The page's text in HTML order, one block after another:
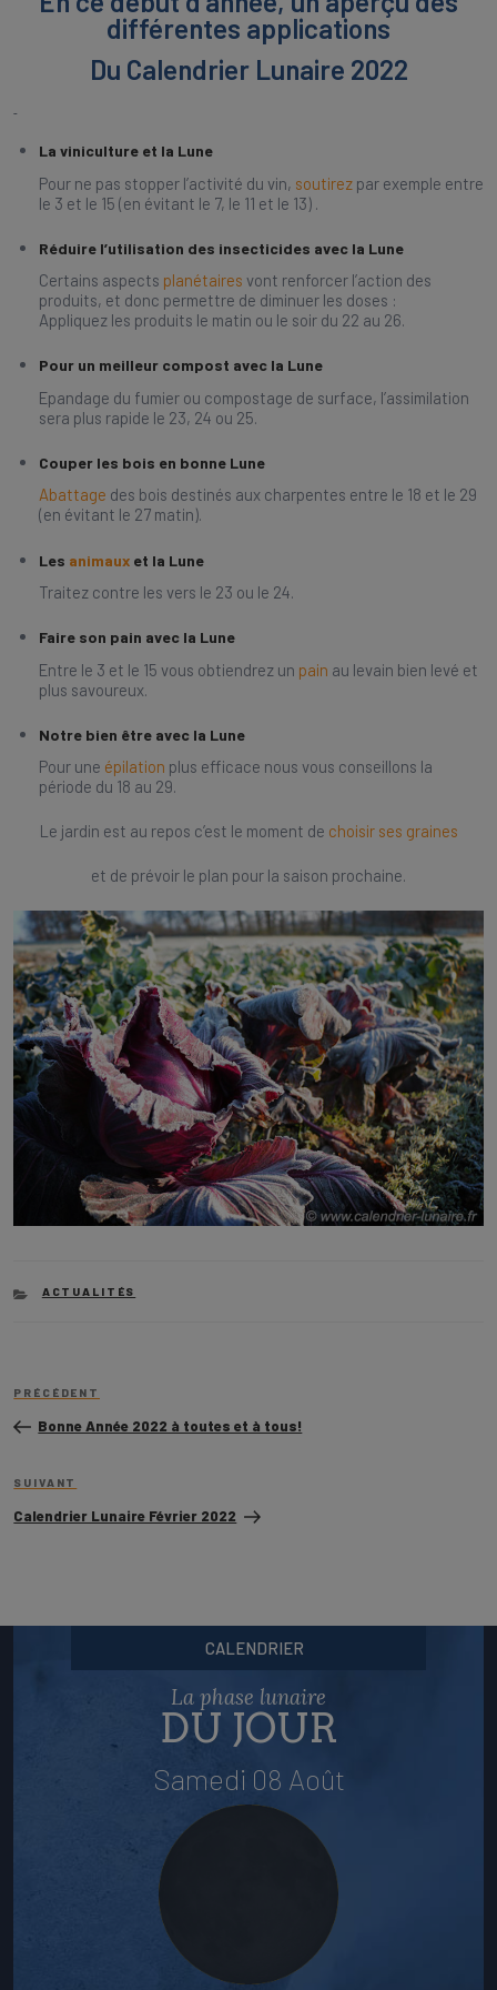
différentes applications
Du Calendrier Lunaire 2022
La viniculture et la Lune
Pour ne pas stopper l’activité du vin, soutirez par exemple entre
le 3 et le 15 (en évitant le 7, le 11 et le 13) .
Réduire l’utilisation des insecticides avec la Lune
Certains aspects planétaires vont renforcer l’action des
produits, et donc permettre de diminuer les doses :
Appliquez les produits le matin ou le soir du 22 au 26.
Pour un meilleur compost avec la Lune
Epandage du fumier ou compostage de surface, l’assimilation
sera plus rapide le 23, 24 ou 25.
Couper les bois en bonne Lune
Abattage des bois destinés aux charpentes entre le 18 et le 29
(en évitant le 27 matin).
Les animaux et la Lune
Traitez contre les vers le 23 ou le 24.
Faire son pain avec la Lune
Entre le 3 et le 15 vous obtiendrez un pain au levain bien levé et
plus savoureux.
Notre bien être avec la Lune
Pour une épilation plus efficace nous vous conseillons la
période du 18 au 29.
Le jardin est au repos c’est le moment de choisir ses graines
et de prévoir le plan pour la saison prochaine.
CATEGORIES
ACTUALITÉS
de
l’article
Article
PRÉCÉDENT
Bonne Année 2022 à toutes et à tous!
Article
SUIVANT
Calendrier Lunaire Février 2022
CALENDRIER
La phase lunaire
DU JOUR
Samedi 08 Août